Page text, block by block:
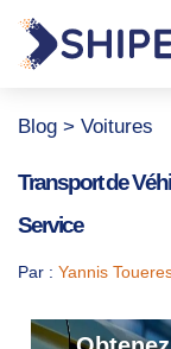
Blog > Voitures
Transport de
Service
Par : Yannis